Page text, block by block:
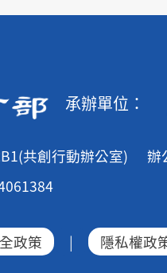
承辦單位：
共創行動辦公室) 辦
政策 | 隱私權政